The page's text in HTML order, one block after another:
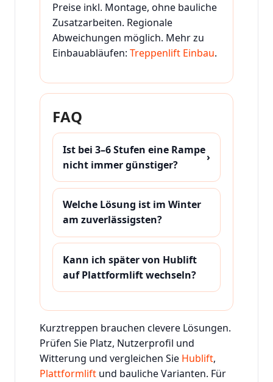
Preise inkl. Montage, ohne bauliche
Zusatzarbeiten. Regionale
Abweichungen möglich. Mehr zu
Einbauabläufen: Treppenlift Einbau.
FAQ
Ist bei 3–6 Stufen eine Rampe
nicht immer günstiger?
›
Welche Lösung ist im Winter
am zuverlässigsten?
Kann ich später von Hublift
auf Plattformlift wechseln?
Kurztreppen brauchen clevere Lösungen.
Prüfen Sie Platz, Nutzerprofil und
Witterung und vergleichen Sie Hublift,
Plattformlift und bauliche Varianten. Für